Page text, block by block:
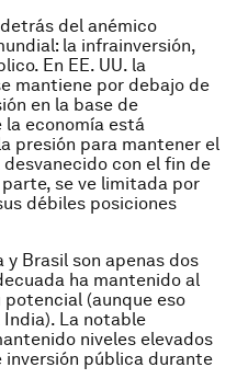
del anémico
la infrainversión,
En EE. UU. la
mantiene por debajo de
en la base de
economía está
presión para mantener el
desvanecido con el fin de
parte, se ve limitada por
débiles posiciones
y Brasil son apenas dos
ha mantenido al
(aunque eso
La notable
niveles elevados
inversión pública durante